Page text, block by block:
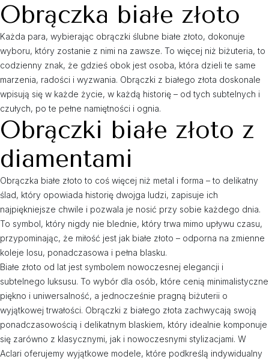
Obrączka białe złoto
Każda para, wybierając obrączki ślubne białe złoto, dokonuje
wyboru, który zostanie z nimi na zawsze. To więcej niż biżuteria, to
codzienny znak, że gdzieś obok jest osoba, która dzieli te same
marzenia, radości i wyzwania. Obrączki z białego złota doskonale
wpisują się w każde życie, w każdą historię – od tych subtelnych i
czułych, po te pełne namiętności i ognia.
Obrączki białe złoto z
diamentami
Obrączka białe złoto to coś więcej niż metal i forma – to delikatny
ślad, który opowiada historię dwojga ludzi, zapisuje ich
najpiękniejsze chwile i pozwala je nosić przy sobie każdego dnia.
To symbol, który nigdy nie blednie, który trwa mimo upływu czasu,
przypominając, że miłość jest jak białe złoto – odporna na zmienne
koleje losu, ponadczasowa i pełna blasku.
Białe złoto od lat jest symbolem nowoczesnej elegancji i
subtelnego luksusu. To wybór dla osób, które cenią minimalistyczne
piękno i uniwersalność, a jednocześnie pragną biżuterii o
wyjątkowej trwałości. Obrączki z białego złota zachwycają swoją
ponadczasowością i delikatnym blaskiem, który idealnie komponuje
się zarówno z klasycznymi, jak i nowoczesnymi stylizacjami. W
Aclari oferujemy wyjątkowe modele, które podkreślą indywidualny